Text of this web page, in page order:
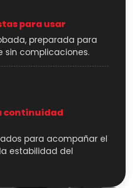
para usar
preparada para
sin complicaciones.
continuidad
para acompañar el
estabilidad del